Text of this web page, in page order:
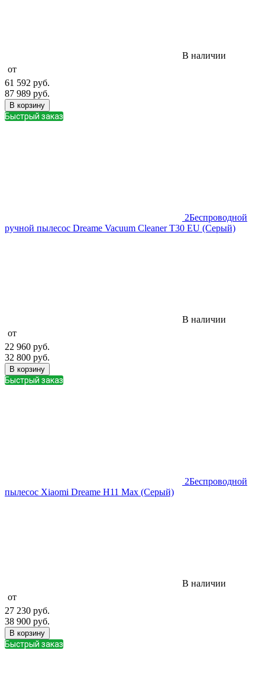
В наличии
от
61 592 руб.
87 989 руб.
В корзину
Быстрый заказ
2Беспроводной
ручной пылесос Dreame Vacuum Cleaner T30 EU (Серый)
В наличии
от
22 960 руб.
32 800 руб.
В корзину
Быстрый заказ
2Беспроводной
пылесос Xiaomi Dreame H11 Max (Серый)
В наличии
от
27 230 руб.
38 900 руб.
В корзину
Быстрый заказ